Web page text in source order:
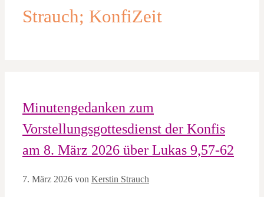
Strauch; KonfiZeit
Minutengedanken zum
Vorstellungsgottesdienst der Konfis
am 8. März 2026 über Lukas 9,57-62
7. März 2026 von Kerstin Strauch